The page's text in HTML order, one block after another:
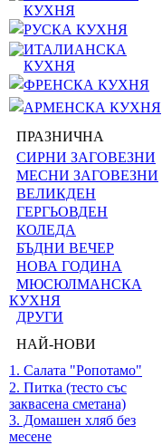
КУХНЯ
РУСКА КУХНЯ
ИТАЛИАНСКА
КУХНЯ
ФРЕНСКА КУХНЯ
АРМЕНСКА КУХНЯ
ПРАЗНИЧНА
СИРНИ ЗАГОВЕЗНИ
МЕСНИ ЗАГОВЕЗНИ
ВЕЛИКДЕН
ГЕРГЬОВДЕН
КОЛЕДА
БЪДНИ ВЕЧЕР
НОВА ГОДИНА
МЮСЮЛМАНСКА
КУХНЯ
ДРУГИ
НАЙ-НОВИ
1. Салата "Ропотамо"
2. Питка (тесто със
заквасена сметана)
3. Домашен хляб без
месене